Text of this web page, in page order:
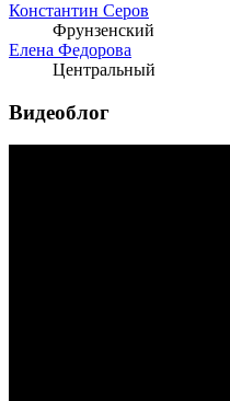
Константин Серов
Фрунзенский
Елена Федорова
Центральный
Видеоблог